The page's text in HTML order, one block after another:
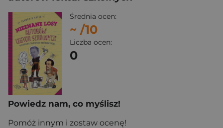
Średnia ocen:
~ /10
Liczba ocen:
0
Powiedz nam, co myślisz!
Pomóż innym i zostaw ocenę!